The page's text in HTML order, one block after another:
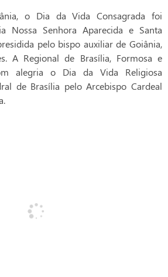
o Dia da Vida Consagrada foi
Nossa Senhora Aparecida e Santa
pelo bispo auxiliar de Goiânia,
A Regional de Brasília, Formosa e
alegria o Dia da Vida Religiosa
de Brasília pelo Arcebispo Cardeal